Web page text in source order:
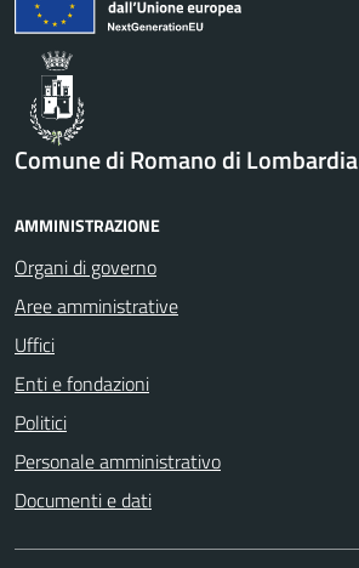
Comune di Romano di Lombardia
AMMINISTRAZIONE
Organi di governo
Aree amministrative
Uffici
Enti e fondazioni
Politici
Personale amministrativo
Documenti e dati